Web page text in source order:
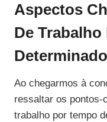
Aspectos
De Trabalho
Determinado
Ao chegarmos à
ressaltar os pontos-
trabalho por tempo